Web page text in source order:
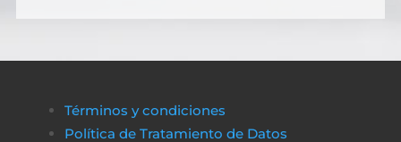
Términos y condiciones
Política de Tratamiento de Datos